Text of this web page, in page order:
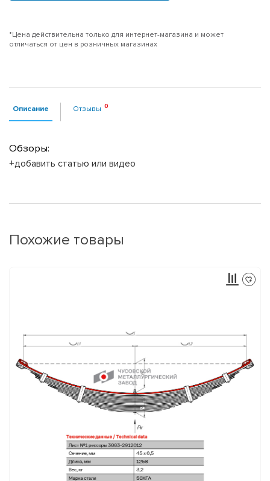
*Цена действительна только для интернет-магазина и может
отличаться от цен в розничных магазинах
Описание Отзывы
Обзоры:
+добавить статью или видео
Похожие товары